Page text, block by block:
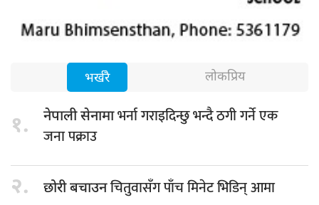
भर्खरै लोकप्रिय
१. नेपाली सेनामाभर्ना गराइदिन्छु भन्दै ठगी गर्ने एक
जना पक्राउ
२. छोरी बचाउनचितुवासँग पाँच मिनेट भिडिन् आमा